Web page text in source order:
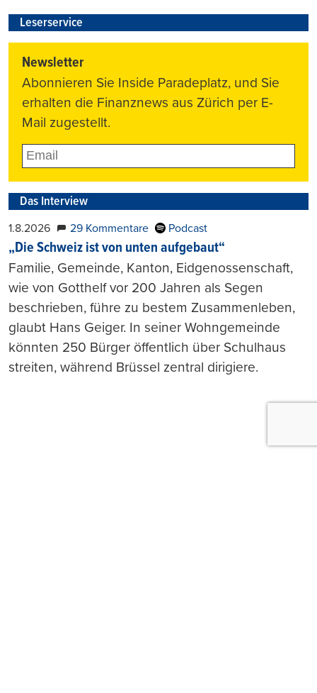
Leserservice
Newsletter
Abonnieren Sie Inside Paradeplatz, und Sie
erhalten die Finanznews aus Zürich per E-
Mail zugestellt.
Das Interview
1.8.2026 29 Kommentare Podcast
„Die Schweiz ist von unten aufgebaut“
Familie, Gemeinde, Kanton, Eidgenossenschaft,
wie von Gotthelf vor 200 Jahren als Segen
beschrieben, führe zu bestem Zusammenleben,
glaubt Hans Geiger. In seiner Wohngemeinde
könnten 250 Bürger öffentlich über Schulhaus
streiten, während Brüssel zentral dirigiere.